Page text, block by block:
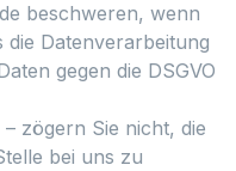
beschweren, wenn
die Datenverarbeitung
gegen die DSGVO
zögern Sie nicht, die
bei uns zu